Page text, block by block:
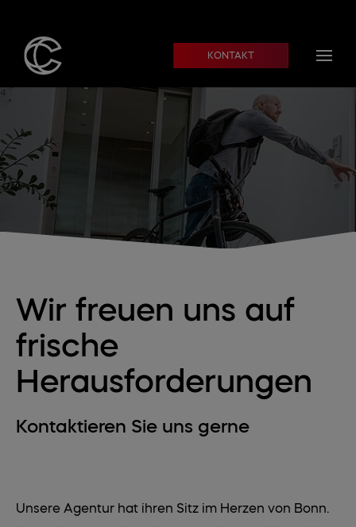
KONTAKT
Wir freuen uns auf
frische
Herausforderungen
Kontaktieren Sie uns gerne
Unsere Agentur hat ihren Sitz im Herzen von Bonn.